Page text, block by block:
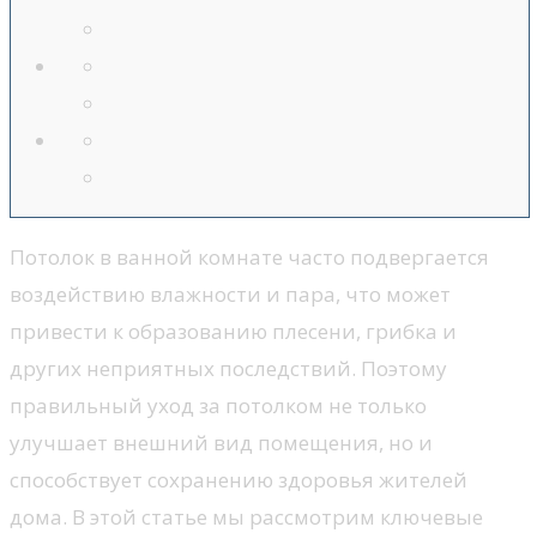
Потолок в ванной комнате часто подвергается
воздействию влажности и пара, что может
привести к образованию плесени, грибка и
других неприятных последствий. Поэтому
правильный уход за потолком не только
улучшает внешний вид помещения, но и
способствует сохранению здоровья жителей
дома. В этой статье мы рассмотрим ключевые